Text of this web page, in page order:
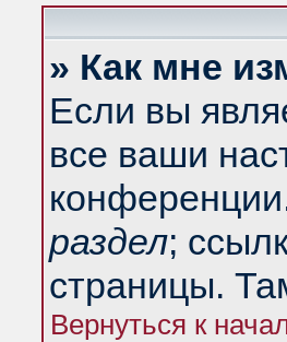
» Как мне
Если вы
все ваши
раздел;
страницы.
Вернуться к